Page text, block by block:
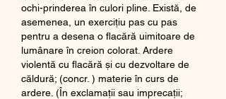
ochi-prinderea în culori pline. Există, de
asemenea, un exercițiu pas cu pas
pentru a desena o flacără uimitoare de
lumânare în creion colorat. Ardere
violentă cu flacără și cu dezvoltare de
căldură; (concr. ) materie în curs de
ardere. (În exclamații sau imprecații;